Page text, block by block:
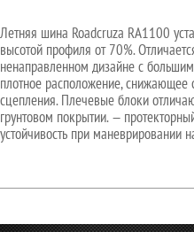
Летняя шина Roadcruza RA1100
высотой профиля от 70%.
ненаправленном дизайне с
плотное расположение, снижающее
сцепления. Плечевые блоки
грунтовом покрытии. —
устойчивость при маневрировании